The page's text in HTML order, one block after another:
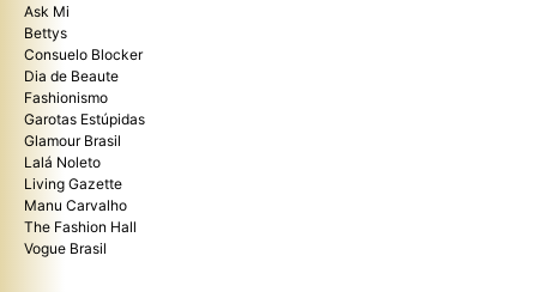
Ask Mi
Bettys
Consuelo Blocker
Dia de Beaute
Fashionismo
Garotas Estúpidas
Glamour Brasil
Lalá Noleto
Living Gazette
Manu Carvalho
The Fashion Hall
Vogue Brasil